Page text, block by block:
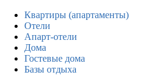
Квартиры (апартаменты)
Отели
Апарт-отели
Дома
Гостевые дома
Базы отдыха